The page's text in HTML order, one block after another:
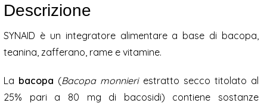
Descrizione
SYNAID è un integratore alimentare a base di bacopa,
teanina, zafferano, rame e vitamine.
La bacopa (Bacopa monnieri estratto secco titolato al
25% pari a 80 mg di bacosidi) contiene sostanze